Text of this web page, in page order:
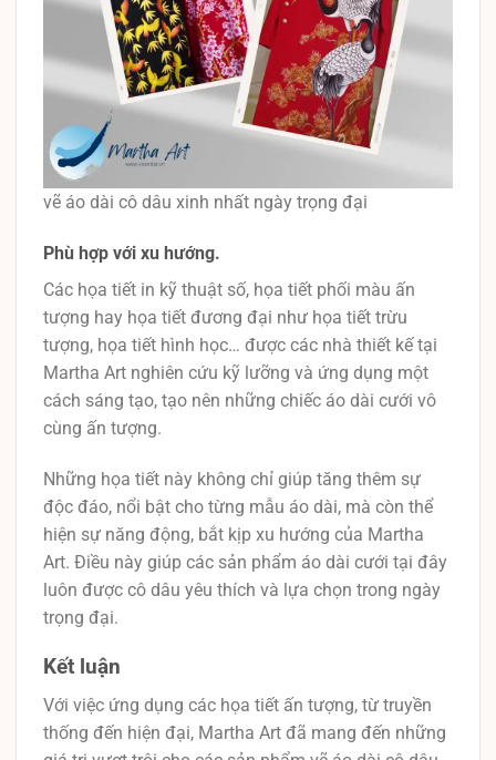
vẽ áo dài cô dâu xinh nhất ngày trọng đại
Phù hợp với xu hướng.
Các họa tiết in kỹ thuật số, họa tiết phối màu ấn
tượng hay họa tiết đương đại như họa tiết trừu
tượng, họa tiết hình học… được các nhà thiết kế tại
Martha Art nghiên cứu kỹ lưỡng và ứng dụng một
cách sáng tạo, tạo nên những chiếc áo dài cưới vô
cùng ấn tượng.
Những họa tiết này không chỉ giúp tăng thêm sự
độc đáo, nổi bật cho từng mẫu áo dài, mà còn thể
hiện sự năng động, bắt kịp xu hướng của Martha
Art. Điều này giúp các sản phẩm áo dài cưới tại đây
luôn được cô dâu yêu thích và lựa chọn trong ngày
trọng đại.
Kết luận
Với việc ứng dụng các họa tiết ấn tượng, từ truyền
thống đến hiện đại, Martha Art đã mang đến những